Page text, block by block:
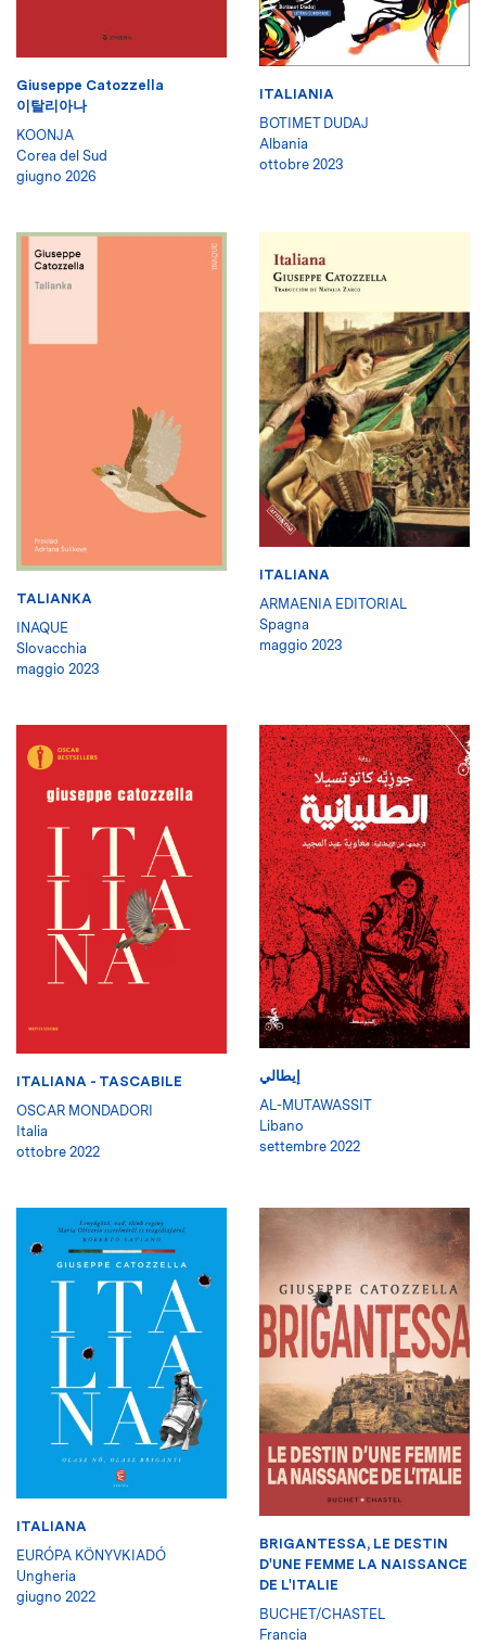
Giuseppe Catozzella
이탈리아나
KOONJA
Corea del Sud
giugno 2026
ITALIANIA
BOTIMET DUDAJ
Albania
ottobre 2023
TALIANKA
INAQUE
Slovacchia
maggio 2023
ITALIANA
ARMAENIA EDITORIAL
Spagna
maggio 2023
ITALIANA - TASCABILE
OSCAR MONDADORI
Italia
ottobre 2022
إيطالي
AL-MUTAWASSIT
Libano
settembre 2022
ITALIANA
EURÓPA KÖNYVKIADÓ
Ungheria
giugno 2022
BRIGANTESSA, LE DESTIN
D'UNE FEMME LA NAISSANCE
DE L'ITALIE
BUCHET/CHASTEL
Francia